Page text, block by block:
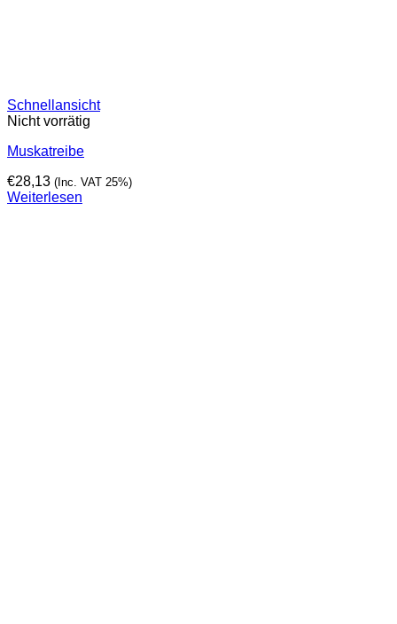
Schnellansicht
Nicht vorrätig
Muskatreibe
€28,13 (Inc. VAT 25%)
Weiterlesen